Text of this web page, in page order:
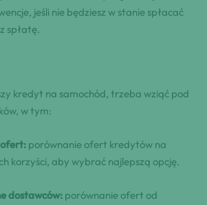
jeśli nie będziesz w stanie spłacać
spłatę.
kredyt na samochód, trzeba wziąć pod
w tym:
porównanie ofert kredytów na
korzyści, aby wybrać najlepszą opcję.
dostawców: porównanie ofert od